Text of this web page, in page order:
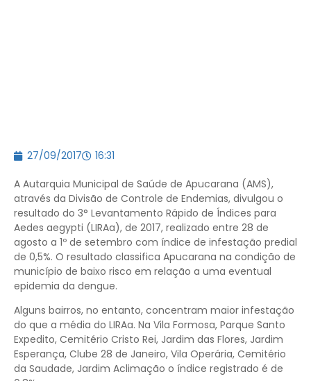
27/09/2017 16:31
A Autarquia Municipal de Saúde de Apucarana (AMS),
através da Divisão de Controle de Endemias, divulgou o
resultado do 3° Levantamento Rápido de Índices para
Aedes aegypti (LIRAa), de 2017, realizado entre 28 de
agosto a 1º de setembro com índice de infestação predial
de 0,5%. O resultado classifica Apucarana na condição de
município de baixo risco em relação a uma eventual
epidemia da dengue.
Alguns bairros, no entanto, concentram maior infestação
do que a média do LIRAa. Na Vila Formosa, Parque Santo
Expedito, Cemitério Cristo Rei, Jardim das Flores, Jardim
Esperança, Clube 28 de Janeiro, Vila Operária, Cemitério
da Saudade, Jardim Aclimação o índice registrado é de